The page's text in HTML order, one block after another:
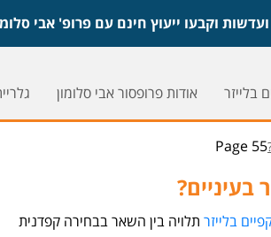
בלייזר אודות פרופסור אבי סלומון
Page 55
בעיניים?
בלייזר תלויה בין השאר בבחירה קפדנית